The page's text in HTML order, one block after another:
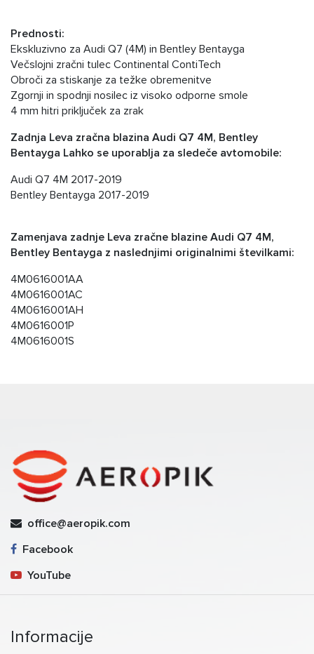
Prednosti:
Ekskluzivno za Audi Q7 (4M) in Bentley Bentayga
Večslojni zračni tulec Continental ContiTech
Obroči za stiskanje za težke obremenitve
Zgornji in spodnji nosilec iz visoko odporne smole
4 mm hitri priključek za zrak
Zadnja Leva zračna blazina Audi Q7 4M, Bentley
Bentayga Lahko se uporablja za sledeče avtomobile:
Audi Q7 4M 2017-2019
Bentley Bentayga 2017-2019
Zamenjava zadnje Leva zračne blazine Audi Q7 4M,
Bentley Bentayga z naslednjimi originalnimi številkami:
4M0616001AA
4M0616001AC
4M0616001AH
4M0616001P
4M0616001S
office@aeropik.com
Facebook
YouTube
Informacije